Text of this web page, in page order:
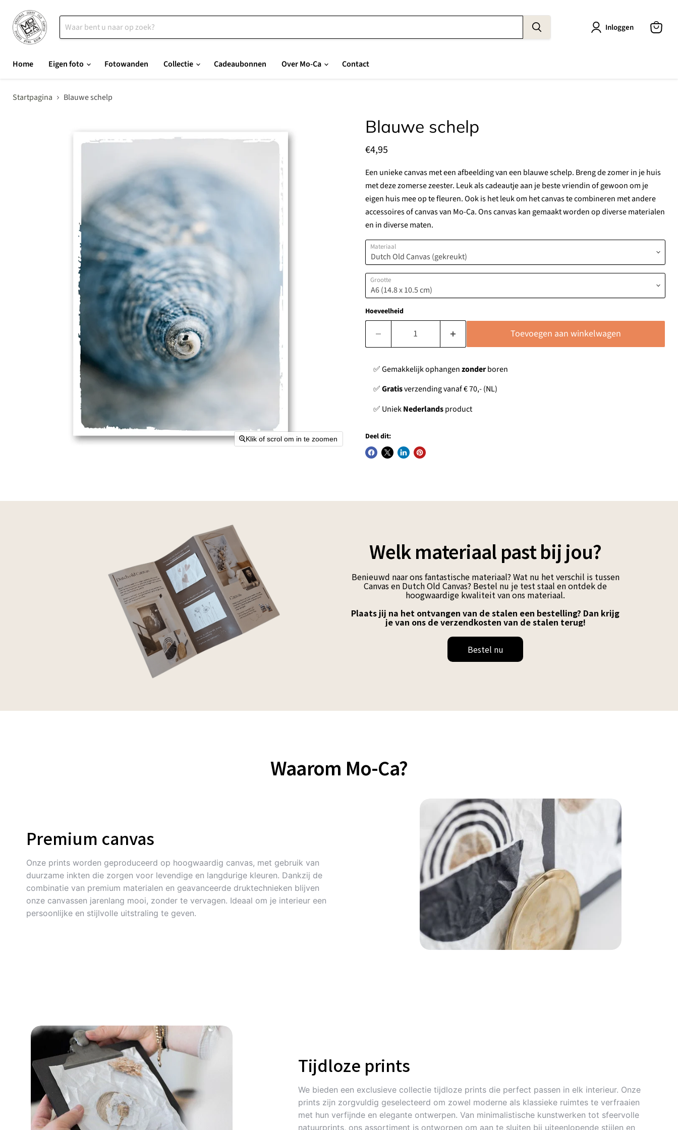
Inloggen
Home
Eigen foto Fotowanden Collectie Cadeaubonnen Over Mo-Ca Contact
Startpagina Blauwe schelp
Klik of scrol om in te zoomen
Blauwe schelp
Huidige prijs
€4,95
Een unieke canvas met een afbeelding van een blauwe schelp. Breng de zomer in je huis
met deze zomerse zeester. Leuk als cadeautje aan je beste vriendin of gewoon om je
eigen huis mee op te fleuren. Ook is het leuk om het canvas te combineren met andere
accessoires of canvas van Mo-Ca. Ons canvas kan gemaakt worden op diverse materialen
en in diverse maten.
Materiaal
Grootte
Hoeveelheid
Toevoegen aan winkelwagen
✅ Gemakkelijk ophangenzonderboren
✅Gratisverzending vanaf € 70,- (NL)
✅ UniekNederlandsproduct
Deel dit:
Welk materiaal past bij jou?
Benieuwd naar ons fantastische materiaal? Wat nu het verschil is tussen
Canvas en Dutch Old Canvas? Bestel nu je test staal en ontdek de
hoogwaardige kwaliteit van ons materiaal.
Plaats jij na het ontvangen van de stalen een bestelling? Dan krijg
je van ons de verzendkosten van de stalen terug!
Bestel nu
Waarom Mo-Ca?
Premium canvas
Onze prints worden geproduceerd op hoogwaardig canvas, met gebruik van
duurzame inkten die zorgen voor levendige en langdurige kleuren. Dankzij de
combinatie van premium materialen en geavanceerde druktechnieken blijven
onze canvassen jarenlang mooi, zonder te vervagen. Ideaal om je interieur een
persoonlijke en stijlvolle uitstraling te geven.
Tijdloze prints
We bieden een exclusieve collectie tijdloze prints die perfect passen in elk interieur. Onze
prints zijn zorgvuldig geselecteerd om zowel moderne als klassieke ruimtes te verfraaien
met hun verfijnde en elegante ontwerpen. Van minimalistische kunstwerken tot sfeervolle
natuurprints, ons assortiment is ontworpen om aan te sluiten bij uiteenlopende stijlen en